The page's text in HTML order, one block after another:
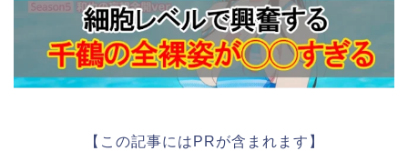
【この記事にはPRが含まれます】